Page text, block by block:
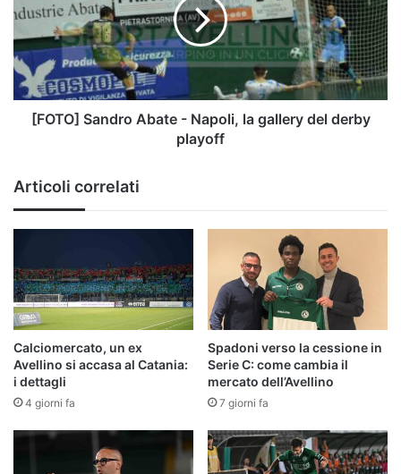
Napoli,
la
gallery
del
derby
playoff
[FOTO] Sandro Abate - Napoli, la gallery del derby
playoff
Articoli correlati
Calciomercato, un ex
Avellino si accasa al Catania:
i dettagli
4 giorni fa
Spadoni verso la cessione in
Serie C: come cambia il
mercato dell’Avellino
7 giorni fa